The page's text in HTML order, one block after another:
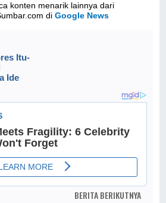
konten menarik lainnya dari
diGoogle News
Itu-
Ide
BERITA BERIKUTNYA